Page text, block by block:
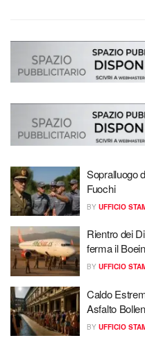
Sopralluogo
Fuochi
BY UFFICIO
Rientro dei
ferma il
BY UFFICIO
Caldo
Asfalto
BY UFFICIO